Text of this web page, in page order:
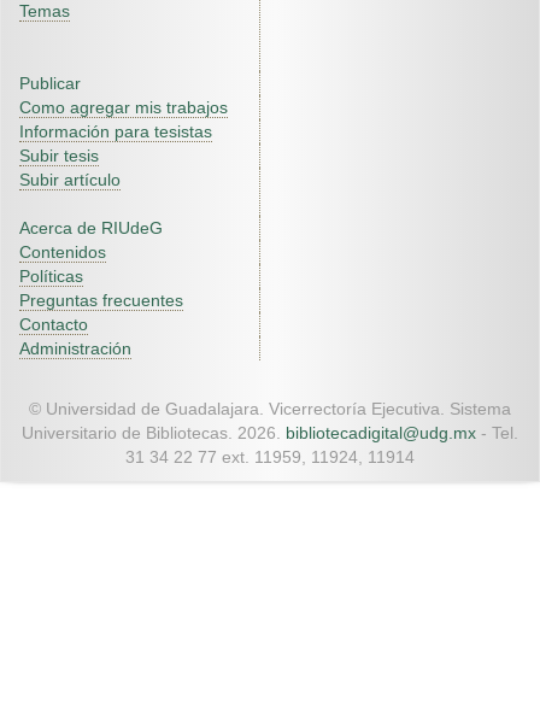
Temas
Publicar
Como agregar mis trabajos
Información para tesistas
Subir tesis
Subir artículo
Acerca de RIUdeG
Contenidos
Políticas
Preguntas frecuentes
Contacto
Administración
© Universidad de Guadalajara. Vicerrectoría Ejecutiva. Sistema
Universitario de Bibliotecas. 2026. bibliotecadigital@udg.mx - Tel.
31 34 22 77 ext. 11959, 11924, 11914